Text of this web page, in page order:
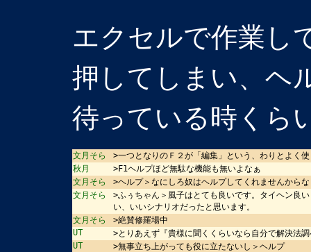
エクセルで作業し
押してしまい、ヘ
待っている時くら
文月そら
>一つとなりのＦ２が「編集」という、わりとよく
秋月
>F1ヘルプほど無駄な機能も無いよなぁ
文月そら
>ヘルプ＞なにしろ奴はヘルプしてくれませんから
文月そら
>ふぅちゃん＞風子はとても良いです。タイヘン良
い、いいシナリオだったと思います。
文月そら
>絶賛修羅場中
UT
>とりあえず『貴様に聞くくらいなら自分で解決法
UT
>無事立ち上がっても役に立たないし＞ヘルプ